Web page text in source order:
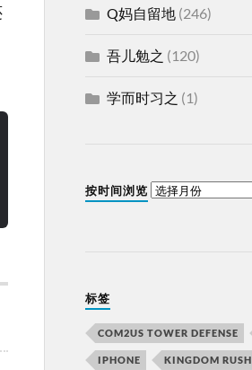
Q妈自留地(246)
吾儿勉之 (120)
学而时习之 (1)
按时间浏览
标签
COM2US TOWER DEFENSE
IPHONE KINGDOM RUSH